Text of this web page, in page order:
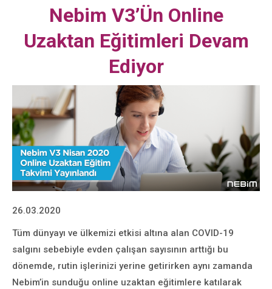
Nebim V3’ün Online
Uzaktan Eğitimleri Devam
Ediyor
26.03.2020
Tüm dünyayı ve ülkemizi etkisi altına alan COVID-19
salgını sebebiyle evden çalışan sayısının arttığı bu
dönemde, rutin işlerinizi yerine getirirken aynı zamanda
Nebim’in sunduğu online uzaktan eğitimlere katılarak